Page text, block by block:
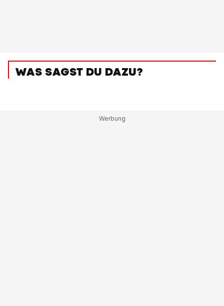
WAS SAGST DU DAZU?